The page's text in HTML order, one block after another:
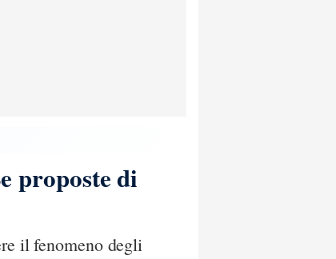
proposte di
il fenomeno degli